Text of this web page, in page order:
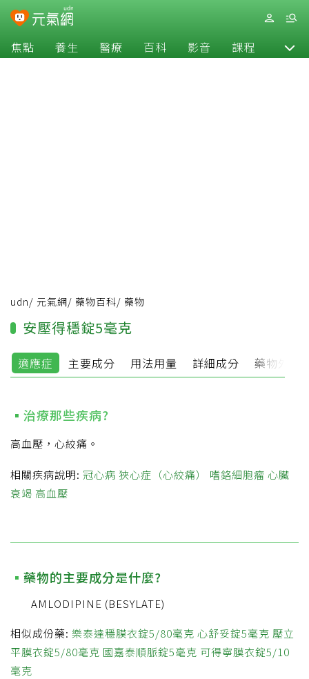
焦點 養生 醫療 百科 影音 課程 退休
udn/ 元氣網/ 藥物百科/ 藥物
安壓得穩錠5毫克
適應症 主要成分 用法用量 詳細成分 藥物外觀
治療那些疾病?
高血壓，心絞痛。
相關疾病說明: 冠心病 狹心症（心絞痛） 嗜鉻細胞瘤 心臟
衰竭 高血壓
藥物的主要成分是什麼?
AMLODIPINE (BESYLATE)
相似成份藥: 樂泰達穩膜衣錠5/80毫克 心舒妥錠5毫克 壓立
平膜衣錠5/80毫克 國嘉泰順脈錠5毫克 可得寧膜衣錠5/10
毫克